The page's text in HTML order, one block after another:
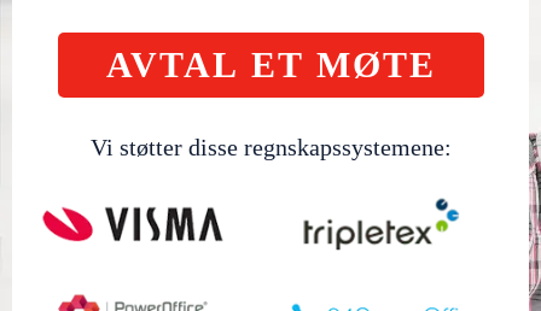
AVTAL ET MØTE
Vi støtter disse regnskapssystemene: